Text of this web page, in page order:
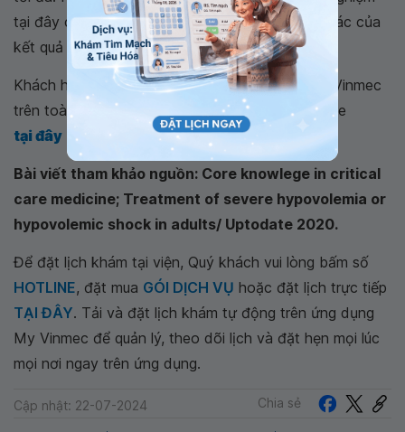
tại đây có thể hoàn toàn yên tâm về độ chính xác của
kết quả xét nghiệm.
Khách hàng có thể trực tiếp đến hệ thống Y tế Vinmec
trên toàn quốc để thăm khám hoặc liên hệ hotline
tại đây để được hỗ trợ.
Bài viết tham khảo nguồn: Core knowlege in critical
care medicine; Treatment of severe hypovolemia or
hypovolemic shock in adults/ Uptodate 2020.
Để đặt lịch khám tại viện, Quý khách vui lòng bấm số
HOTLINE, đặt mua GÓI DỊCH VỤ hoặc đặt lịch trực tiếp
TẠI ĐÂY. Tải và đặt lịch khám tự động trên ứng dụng
My Vinmec để quản lý, theo dõi lịch và đặt hẹn mọi lúc
mọi nơi ngay trên ứng dụng.
Cập nhật: 22-07-2024 Chia sẻ